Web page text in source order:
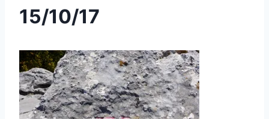
15/10/17